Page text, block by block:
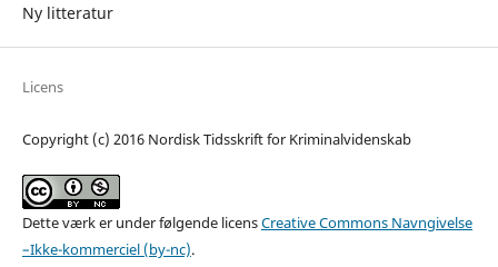
Ny litteratur
Licens
Copyright (c) 2016 Nordisk Tidsskrift for Kriminalvidenskab
Dette værk er under følgende licensCreative Commons Navngivelse
–Ikke-kommerciel (by-nc).